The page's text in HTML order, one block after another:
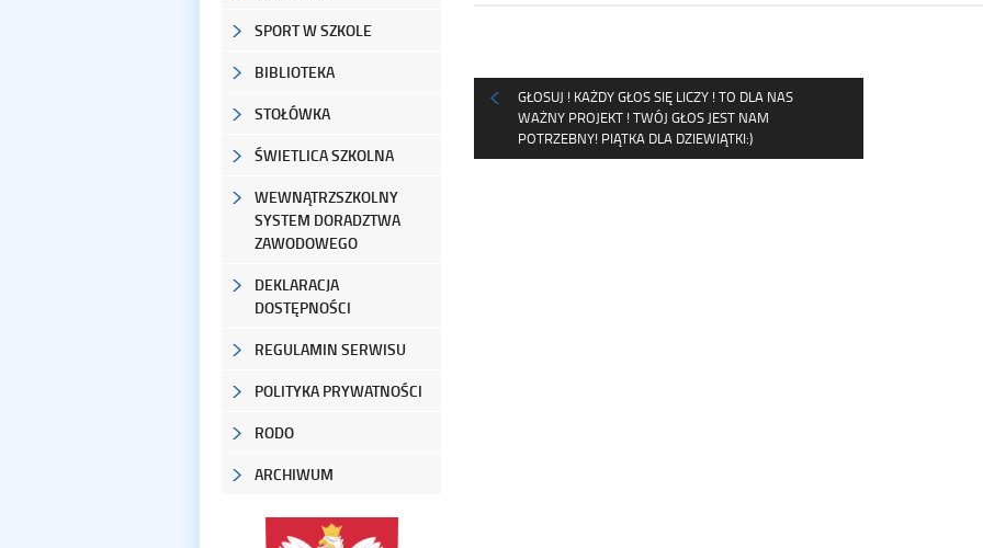
SPORT W SZKOLE
BIBLIOTEKA
STOŁÓWKA
ŚWIETLICA SZKOLNA
WEWNĄTRZSZKOLNY
SYSTEM DORADZTWA
ZAWODOWEGO
DEKLARACJA
DOSTĘPNOŚCI
REGULAMIN SERWISU
POLITYKA PRYWATNOŚCI
RODO
ARCHIWUM
GŁOSUJ ! KAŻDY GŁOS SIĘ LICZY ! TO DLA NAS
WAŻNY PROJEKT ! TWÓJ GŁOS JEST NAM
POTRZEBNY! PIĄTKA DLA DZIEWIĄTKI:)